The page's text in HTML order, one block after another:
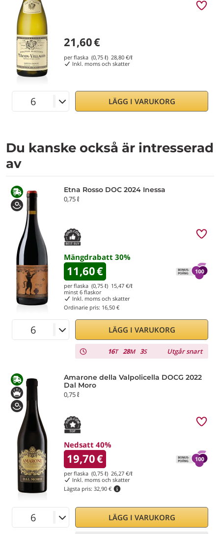
21,60€
per flaska (0,75 ℓ) 28,80 €/ℓ
Inkl. moms och skatter
LÄGG I VARUKORG
Du kanske också är intresserad
av
Etna Rosso DOC 2024 Inessa
0,75 ℓ
Mängdrabatt 30%
11,60€
per flaska (0,75 ℓ) 15,47 €/ℓ
minst 6 flaskor
Inkl. moms och skatter
Ordinarie pris: 16,50 €
LÄGG I VARUKORG
16T 28M 2S Utgår snart
Amarone della Valpolicella DOCG 2022
Dal Moro
0,75 ℓ
Nedsatt 40%
19,70€
per flaska (0,75 ℓ) 26,27 €/ℓ
Inkl. moms och skatter
Lägsta pris: 32,90 €
LÄGG I VARUKORG